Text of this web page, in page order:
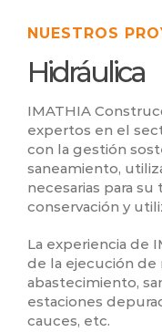
NUESTROS
Hidráulica
IMATHIA
expertos en el
con la gestión
saneamiento,
necesarias para
conservación y
La experiencia de
de la ejecución
abastecimiento,
estaciones
cauces, etc.